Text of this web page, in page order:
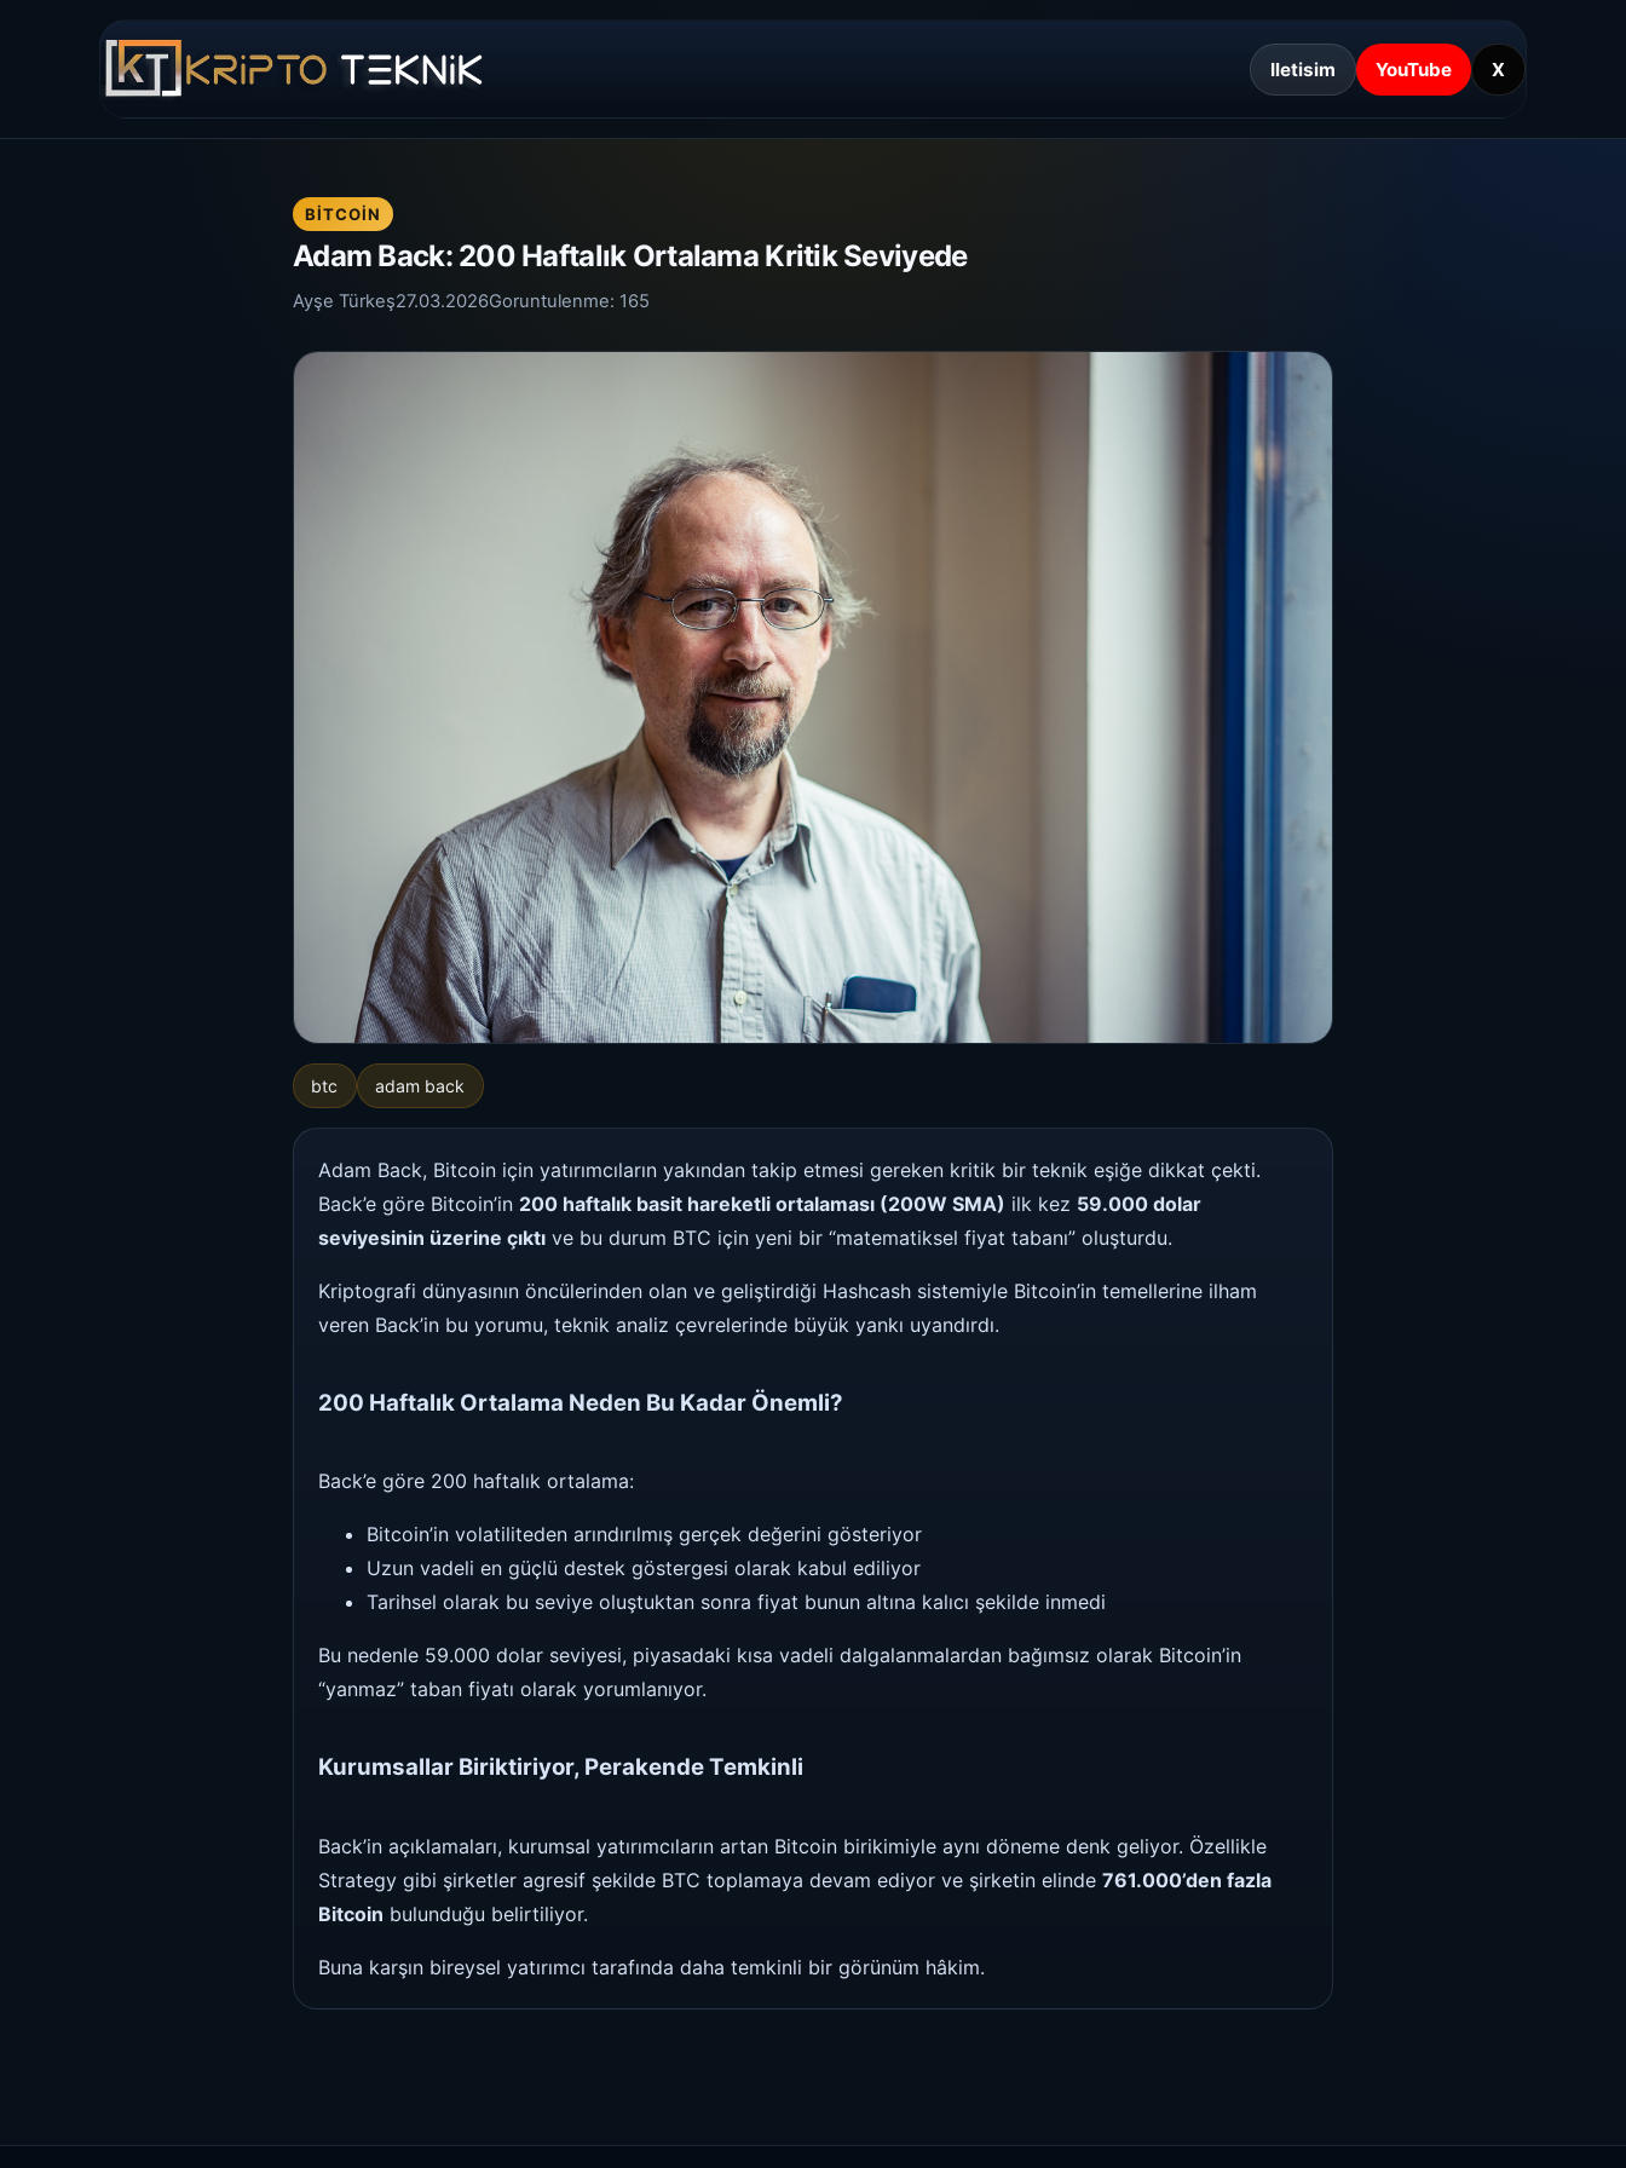
Iletisim YouTube X
BITCOIN
Adam Back: 200 Haftalık Ortalama Kritik Seviyede
Ayşe Türkeş27.03.2026Goruntulenme: 165
btc adam back
Adam Back, Bitcoin için yatırımcıların yakından takip etmesi gereken kritik bir teknik eşiğe dikkat çekti.
Back’e göre Bitcoin’in 200 haftalık basit hareketli ortalaması (200W SMA) ilk kez 59.000 dolar
seviyesinin üzerine çıktı ve bu durum BTC için yeni bir “matematiksel fiyat tabanı” oluşturdu.
Kriptografi dünyasının öncülerinden olan ve geliştirdiği Hashcash sistemiyle Bitcoin’in temellerine ilham
veren Back’in bu yorumu, teknik analiz çevrelerinde büyük yankı uyandırdı.
200 Haftalık Ortalama Neden Bu Kadar Önemli?
Back’e göre 200 haftalık ortalama:
Bitcoin’in volatiliteden arındırılmış gerçek değerini gösteriyor
Uzun vadeli en güçlü destek göstergesi olarak kabul ediliyor
Tarihsel olarak bu seviye oluştuktan sonra fiyat bunun altına kalıcı şekilde inmedi
Bu nedenle 59.000 dolar seviyesi, piyasadaki kısa vadeli dalgalanmalardan bağımsız olarak Bitcoin’in
“yanmaz” taban fiyatı olarak yorumlanıyor.
Kurumsallar Biriktiriyor, Perakende Temkinli
Back’in açıklamaları, kurumsal yatırımcıların artan Bitcoin birikimiyle aynı döneme denk geliyor. Özellikle
Strategy gibi şirketler agresif şekilde BTC toplamaya devam ediyor ve şirketin elinde 761.000’den fazla
Bitcoin bulunduğu belirtiliyor.
Buna karşın bireysel yatırımcı tarafında daha temkinli bir görünüm hâkim.